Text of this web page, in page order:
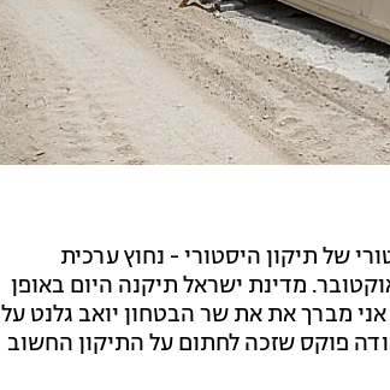
של תיקון היסטורי - נחוץ ערכית
מהמעלה הראשונה למדינת ישראל, בודאי אחרי 7 באוקטובר. מדינת ישראל תיקנה היום באופן
מברך את את שר הבטחון יואב גלנט על
פוקס שזכה לחתום על התיקון החשוב